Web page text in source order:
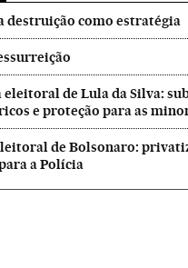
destruição como estratégia
eleitoral de Lula da Silva:
e proteção para as
de Bolsonaro:
a Polícia